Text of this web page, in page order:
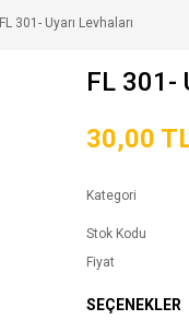
FL 301- Uyarı Levhaları
FL 301-
30,00
Kategori
Stok Kodu
Fiyat
SEÇENEKLER